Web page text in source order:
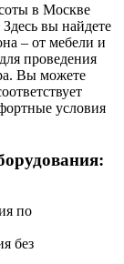
в Москве
вы найдете
– от мебели и
проведения
Вы можете
условия
по
без